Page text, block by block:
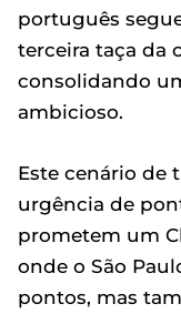
português
terceira taça da
consolidando
ambicioso.
Este cenário de
urgência de
prometem um
onde o São
pontos, mas